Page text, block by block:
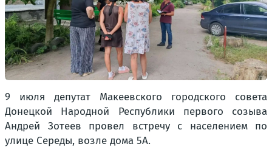
9 июля депутат Макеевского городского совета
Донецкой Народной Республики первого созыва
Андрей Зотеев провел встречу с населением по
улице Середы, возле дома 5А.